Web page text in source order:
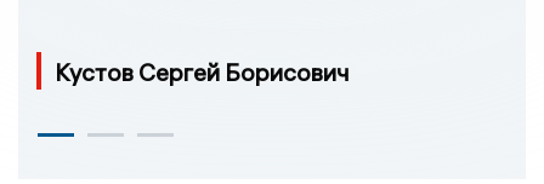
Кустов Сергей Борисович